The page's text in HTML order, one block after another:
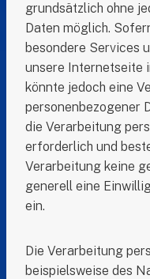
grundsätzlich ohne
Daten möglich.
besondere Services
unsere Internetseite
könnte jedoch eine
personenbezogener
die Verarbeitung
erforderlich und
Verarbeitung keine
generell eine
ein.
Die Verarbeitung
beispielsweise des